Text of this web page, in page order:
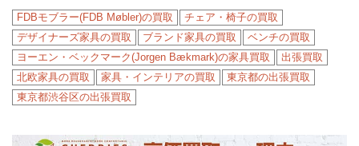
FDBモブラー(FDB Møbler)の買取
チェア・椅子の買取
デザイナーズ家具の買取
ブランド家具の買取
ベンチの買取
ヨーエン・ベックマーク(Jorgen Bækmark)の家具買取
出張買取
北欧家具の買取
家具・インテリアの買取
東京都の出張買取
東京都渋谷区の出張買取